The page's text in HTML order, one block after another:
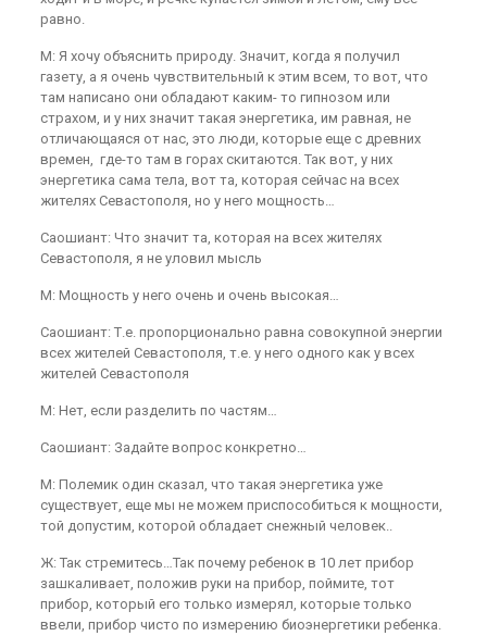
равно.
М: Я хочу объяснить природу. Значит, когда я получил
газету, а я очень чувствительный к этим всем, то вот, что
там написано они обладают каким- то гипнозом или
страхом, и у них значит такая энергетика, им равная, не
отличающаяся от нас, это люди, которые еще с древних
времен, где-то там в горах скитаются. Так вот, у них
энергетика сама тела, вот та, которая сейчас на всех
жителях Севастополя, но у него мощность…
Саошиант: Что значит та, которая на всех жителях
Севастополя, я не уловил мысль
М: Мощность у него очень и очень высокая…
Саошиант: Т.е. пропорционально равна совокупной энергии
всех жителей Севастополя, т.е. у него одного как у всех
жителей Севастополя
М: Нет, если разделить по частям…
Саошиант: Задайте вопрос конкретно…
М: Полемик один сказал, что такая энергетика уже
существует, еще мы не можем приспособиться к мощности,
той допустим, которой обладает снежный человек..
Ж: Так стремитесь…Так почему ребенок в 10 лет прибор
зашкаливает, положив руки на прибор, поймите, тот
прибор, который его только измерял, которые только
ввели, прибор чисто по измерению биоэнергетики ребенка.